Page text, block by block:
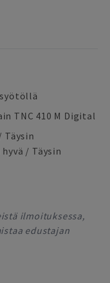
TNC 410 M Digital
Täysin
/ Täysin
ilmoituksessa,
edustajan